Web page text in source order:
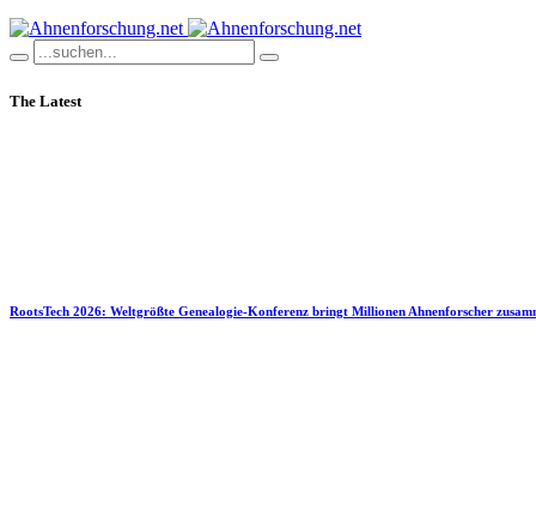
The Latest
RootsTech 2026: Weltgrößte Genealogie-Konferenz bringt Millionen Ahnenforscher